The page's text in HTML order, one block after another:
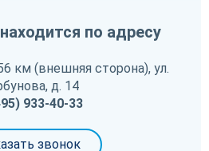
по адресу
км (внешняя сторона), ул.
д. 14
933-40-33
звонок